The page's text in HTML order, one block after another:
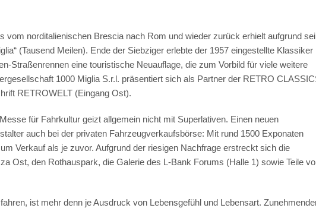
vom norditalienischen Brescia nach Rom und wieder zurück erhielt aufgrund
(Tausend Meilen). Ende der Siebziger erlebte der 1957 eingestellte Klassiker
Straßenrennen eine touristische Neuauflage, die zum Vorbild für viele weitere
1000 Miglia S.r.l. präsentiert sich als Partner der RETRO
RETROWELT (Eingang Ost).
für Fahrkultur geizt allgemein nicht mit Superlativen. Einen neuen
auch bei der privaten Fahrzeugverkaufsbörse: Mit rund 1500 Exponaten
Verkauf als je zuvor. Aufgrund der riesigen Nachfrage erstreckt sich die
Ost, den Rothauspark, die Galerie des L-Bank Forums (Halle 1) sowie Teile
ist mehr denn je Ausdruck von Lebensgefühl und Lebensart.